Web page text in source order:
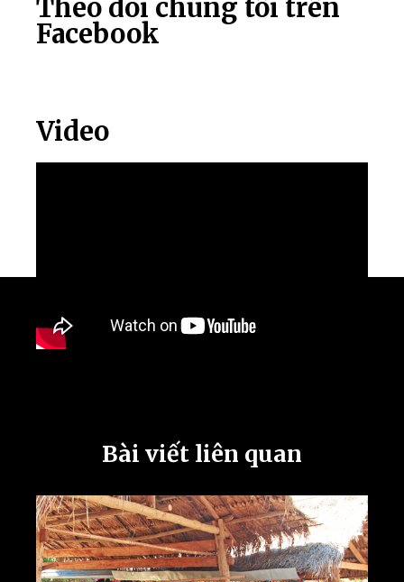
Theo dõi chúng tôi trên
Facebook
Video
Bài viết liên quan